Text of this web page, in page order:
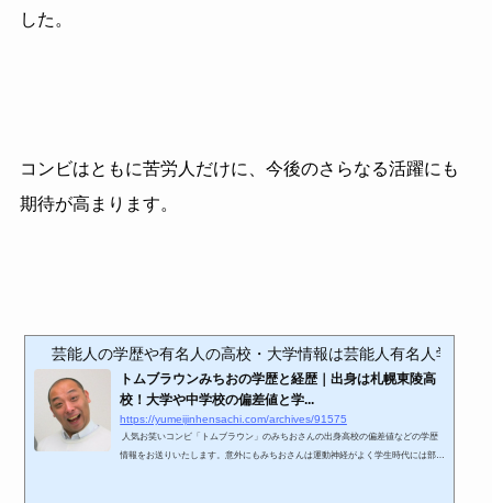
した。
コンビはともに苦労人だけに、今後のさらなる活躍にも
期待が高まります。
芸能人の学歴や有名人の高校・大学情報は芸能人有名人学歴偏
トムブラウンみちおの学歴と経歴｜出身は札幌東陵高
校！大学や中学校の偏差値と学...
https://yumeijinhensachi.com/archives/91575
人気お笑いコンビ「トムブラウン」のみちおさんの出身高校の偏差値などの学歴
情報をお送りいたします。意外にもみちおさんは運動神経がよく学生時代には部活